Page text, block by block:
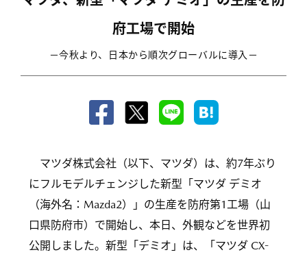
府工場で開始
－今秋より、日本から順次グローバルに導入－
マツダ株式会社（以下、マツダ）は、約7年ぶり
にフルモデルチェンジした新型「マツダ デミオ
（海外名：Mazda2）」の生産を防府第1工場（山
口県防府市）で開始し、本日、外観などを世界初
公開しました。新型「デミオ」は、「マツダ CX-